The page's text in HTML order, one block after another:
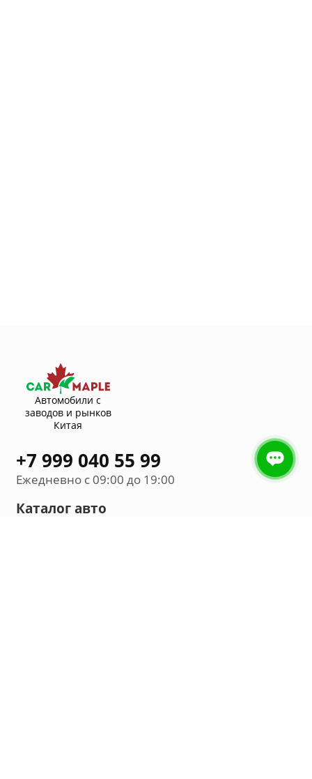
Автомобили с
заводов и рынков
Китая
+7 999 040 55 99
Ежедневно с 09:00 до 19:00
Каталог авто